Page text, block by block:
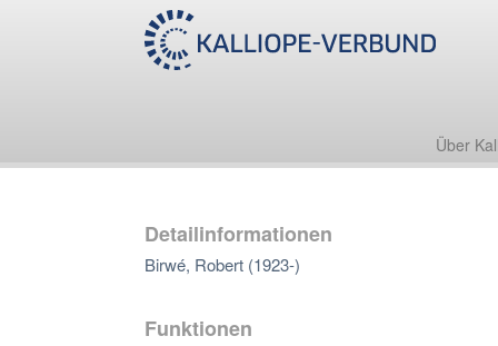
Über
Detailinformationen
Birwé, Robert (1923-)
Funktionen